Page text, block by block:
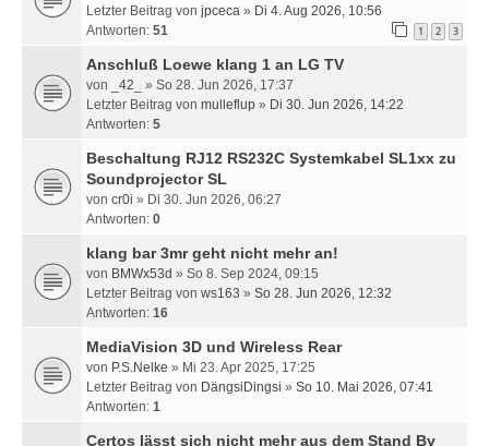
Letzter Beitrag von jpceca » Di 4. Aug 2026, 10:56
Antworten: 51 1 2 3
Anschluß Loewe klang 1 an LG TV
von _42_
» So 28. Jun 2026, 17:37
Letzter Beitrag von mulleflup » Di 30. Jun 2026, 14:22
Antworten: 5
Beschaltung RJ12 RS232C Systemkabel SL1xx zu
Soundprojector SL
von cr0i » Di 30. Jun 2026, 06:27
Antworten: 0
klang bar 3mr geht nicht mehr an!
von BMWx53d » So 8. Sep 2024, 09:15
Letzter Beitrag von ws163 » So 28. Jun 2026, 12:32
Antworten: 16
MediaVision 3D und Wireless Rear
von P.S.Nelke » Mi 23. Apr 2025, 17:25
Letzter Beitrag von DängsiDingsi » So 10. Mai 2026, 07:41
Antworten: 1
Certos lässt sich nicht mehr aus dem Stand By